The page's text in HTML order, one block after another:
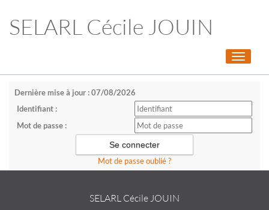
SELARL Cécile JOUIN
Toggle
Dernière mise à jour : 07/08/2026
Identifiant :
Mot de passe :
Mot de passe oublié ?
SELARL Cécile JOUIN